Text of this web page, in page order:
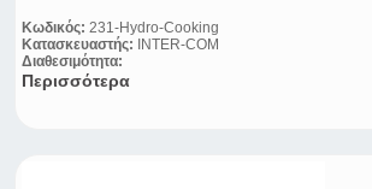
Κωδικός: 231-Hydro-Cooking
Κατασκευαστής: INTER-COM
Διαθεσιμότητα:
Περισσότερα